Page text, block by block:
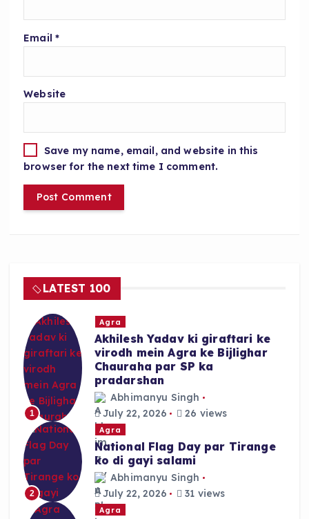
Email *
Website
Save my name, email, and website in this
browser for the next time I comment.
LATEST 100
1
Agra
Akhilesh Yadav ki giraftari ke
virodh mein Agra ke Bijlighar
Chauraha par SP ka
pradarshan
Abhimanyu Singh
July 22, 2026
26 views
2
Agra
National Flag Day par Tirange
ko di gayi salami
Abhimanyu Singh
July 22, 2026
31 views
Agra